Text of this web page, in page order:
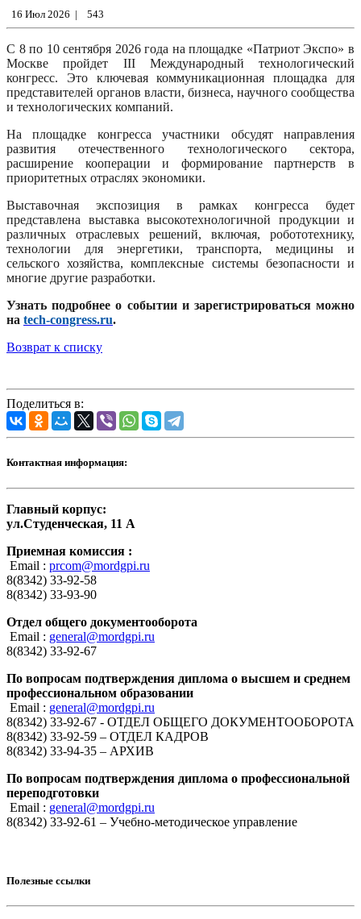
16 Июл 2026 | 543
С 8 по 10 сентября 2026 года на площадке «Патриот Экспо» в
Москве пройдет III Международный технологический
конгресс. Это ключевая коммуникационная площадка для
представителей органов власти, бизнеса, научного сообщества
и технологических компаний.
На площадке конгресса участники обсудят направления
развития отечественного технологического сектора,
расширение кооперации и формирование партнерств в
приоритетных отраслях экономики.
Выставочная экспозиция в рамках конгресса будет
представлена выставка высокотехнологичной продукции и
различных отраслевых решений, включая, робототехнику,
технологии для энергетики, транспорта, медицины и
сельского хозяйства, комплексные системы безопасности и
многие другие разработки.
Узнать подробнее о событии и зарегистрироваться можно
на tech-congress.ru.
Возврат к списку
Поделиться в:
Контактная информация:
Главный корпус:
ул.Студенческая, 11 А
Приемная комиссия :
Email : prcom@mordgpi.ru
8(8342) 33-92-58
8(8342) 33-93-90
Отдел общего документооборота
Email : general@mordgpi.ru
8(8342) 33-92-67
По вопросам подтверждения диплома о высшем и среднем
профессиональном образовании
Email : general@mordgpi.ru
8(8342) 33-92-67 - ОТДЕЛ ОБЩЕГО ДОКУМЕНТООБОРОТА
8(8342) 33-92-59 – ОТДЕЛ КАДРОВ
8(8342) 33-94-35 – АРХИВ
По вопросам подтверждения диплома о профессиональной
переподготовки
Email : general@mordgpi.ru
8(8342) 33-92-61 – Учебно-методическое управление
Полезные ссылки